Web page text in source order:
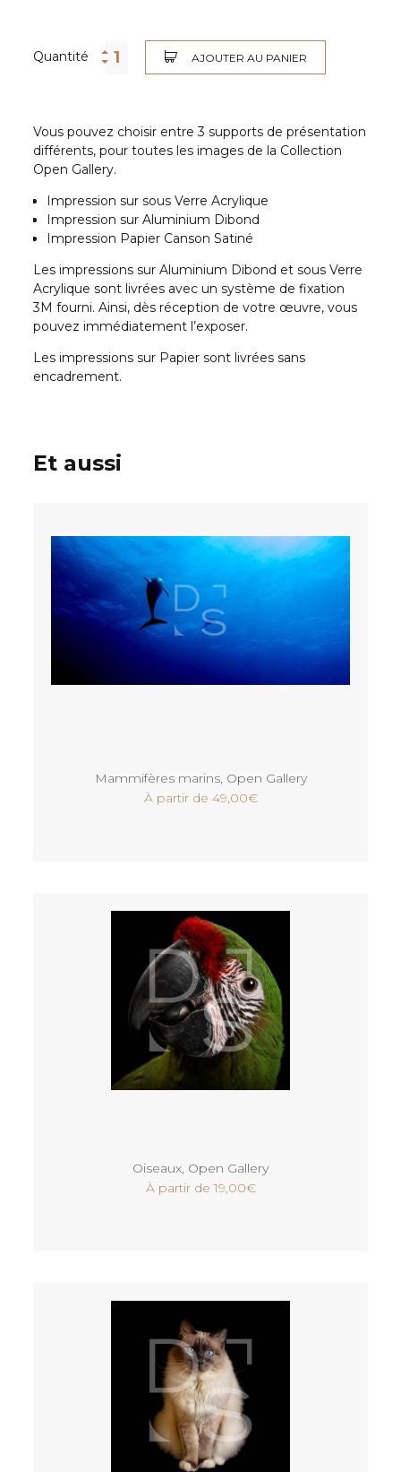
Quantité AJOUTER AU PANIER
Vous pouvez choisir entre 3 supports de présentation
différents, pour toutes les images de la Collection
Open Gallery.
Impression sur sous Verre Acrylique
Impression sur Aluminium Dibond
Impression Papier Canson Satiné
Les impressions sur Aluminium Dibond et sous Verre
Acrylique sont livrées avec un système de fixation
3M fourni. Ainsi, dès réception de votre œuvre, vous
pouvez immédiatement l’exposer.
Les impressions sur Papier sont livrées sans
encadrement.
Et aussi
Mammifères marins, Open Gallery
À partir de 49,00€
Oiseaux, Open Gallery
À partir de19,00€